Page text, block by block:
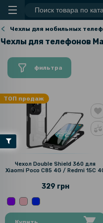
Чехлы для мобильных
Чехлы для телефонов
фильтра
ТОП продаж
Чехол Double Shield 360 для
Xiaomi Poco C85 4G / Redmi 15C
329 грн